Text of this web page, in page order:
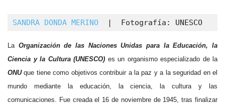
SANDRA DONDA MERINO |  Fotografía: UNESCO
La Organización de las Naciones Unidas para la Educación, la
Ciencia y la Cultura (UNESCO) es un organismo especializado de la
ONUque tiene como objetivos contribuir a la paz y a la seguridad en el
mundo mediante la educación, la ciencia, la cultura y las
comunicaciones. Fue creada el 16 de noviembre de 1945, tras finalizar